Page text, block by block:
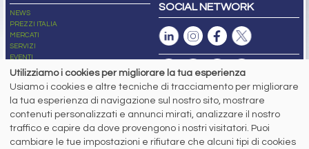
NEWS
PREZZI ITALIA
MERCATI
SERVIZI
EVENTI
ABBONAMENTI
NEWSLETTER
SOCIAL NETWORK
Capitale Sociale: 190.000€ interamente versato
Registro delle Imprese di Brescia
Codice Fiscale e Partita I.V.A.:IT03562320170
R.E.A. n. 419331
Utilizziamo i cookies per migliorare la tua esperienza
Usiamo i cookies e altre tecniche di tracciamento per migliorare
la tua esperienza di navigazione sul nostro sito, mostrare
contenuti personalizzati e annunci mirati, analizzare il nostro
traffico e capire da dove provengono i nostri visitatori. Puoi
cambiare le tue impostazioni e rifiutare che alcuni tipi di cookies